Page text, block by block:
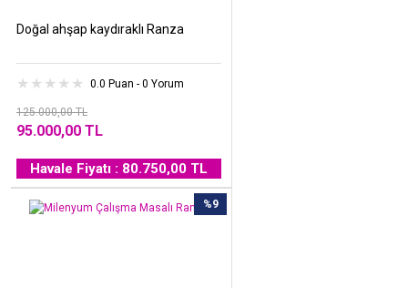
Doğal ahşap kaydıraklı Ranza
0.0 Puan - 0 Yorum
125.000,00 TL
95.000,00 TL
Havale Fiyatı : 80.750,00 TL
%9